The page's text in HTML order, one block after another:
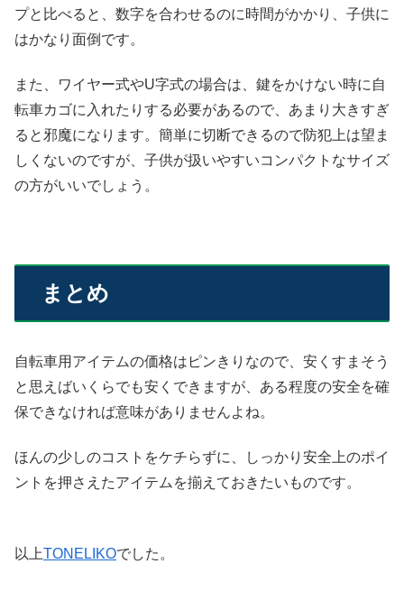
プと比べると、数字を合わせるのに時間がかかり、子供に
はかなり面倒です。
また、ワイヤー式やU字式の場合は、鍵をかけない時に自
転車カゴに入れたりする必要があるので、あまり大きすぎ
ると邪魔になります。簡単に切断できるので防犯上は望ま
しくないのですが、子供が扱いやすいコンパクトなサイズ
の方がいいでしょう。
まとめ
自転車用アイテムの価格はピンきりなので、安くすまそう
と思えばいくらでも安くできますが、ある程度の安全を確
保できなければ意味がありませんよね。
ほんの少しのコストをケチらずに、しっかり安全上のポイ
ントを押さえたアイテムを揃えておきたいものです。
以上TONELIKOでした。